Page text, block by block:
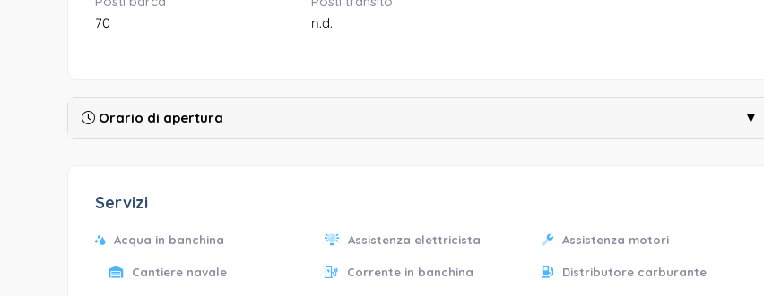
70
n.d.
Orario di apertura ▼
Servizi
Acqua in banchina Assistenza elettricista Assistenza motori
Cantiere navale Corrente in banchina Distributore carburante